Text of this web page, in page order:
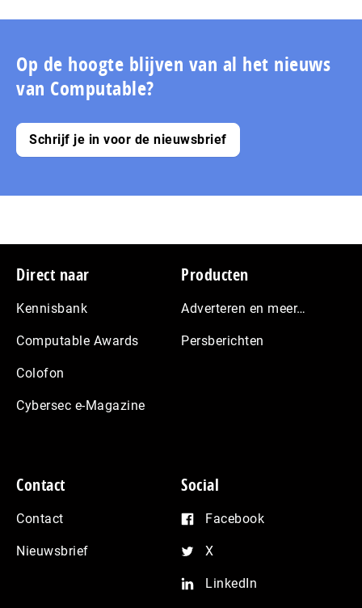
Op de hoogte blijven van al het nieuws
van Computable?
Schrijf je in voor de nieuwsbrief
Footer
Direct naar
Kennisbank
Computable Awards
Colofon
Cybersec e-Magazine
Producten
Adverteren en meer…
Persberichten
Contact
Contact
Nieuwsbrief
Social
Facebook
X
LinkedIn